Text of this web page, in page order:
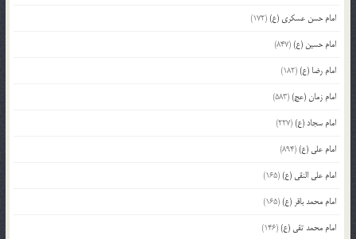
امام حسن عسکری (ع)(172)
امام حسین (ع)(847)
امام رضا (ع)(182)
امام زمان (عج)(583)
امام سجاد (ع)(227)
امام علی (ع)(894)
امام علی النقی (ع)(165)
امام محمد باقر (ع)(165)
امام محمد تقی (ع)(146)